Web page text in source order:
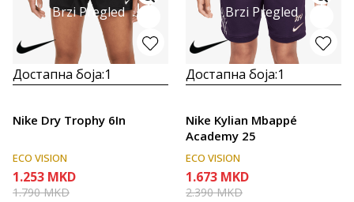
Brzi Pregled
Достапна боја:1
Nike Dry Trophy 6In
ECO VISION
1.253 MKD
1.790MKD
Brzi Pregled
Достапна боја:1
Nike Kylian Mbappé
Academy 25
ECO VISION
1.673 MKD
2.390MKD